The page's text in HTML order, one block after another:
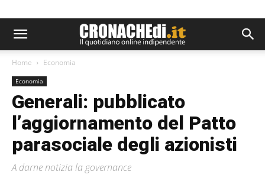
Home Economia
Economia
Generali: pubblicato
l’aggiornamento del Patto
parasociale degli azionisti
A darne notizia la governance